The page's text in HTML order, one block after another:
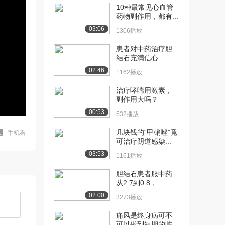
手机看
03:06
10种最常见心血管
药物副作用，都有...
1306播放
02:46
患者对中药治疗胆
结石充满信心
1162播放
00:53
治疗哮喘用激素，
副作用大吗？
532播放
03:53
几块钱的“甲硝唑”竟
可治疗阴道感染...
1161播放
02:00
胆结石患者服中药
从2.7到0.8，...
3273播放
痛风是终身病可不